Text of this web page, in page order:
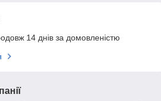
14 днів за домовленістю